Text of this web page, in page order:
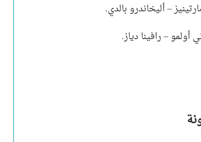
– أليخاندرو بالدي.
– رافينا دياز.